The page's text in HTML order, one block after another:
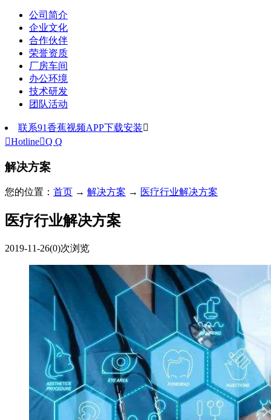
公司简介
企业文化
合作伙伴
荣誉资质
厂房车间
办公环境
技术研发
团队活动
联系91香蕉视频APP下载安装
HotlineQ Q
解决方案
您的位置： 首页 → 解决方案 → 医疗行业解决方案
医疗行业解决方案
2019-11-26(0)次浏览